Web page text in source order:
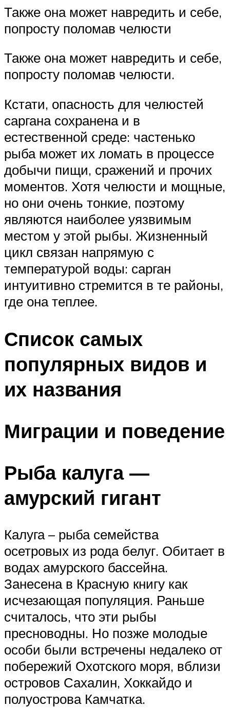
Также она может навредить и себе,
попросту поломав челюсти
Также она может навредить и себе,
попросту поломав челюсти.
Кстати, опасность для челюстей
саргана сохранена и в
естественной среде: частенько
рыба может их ломать в процессе
добычи пищи, сражений и прочих
моментов. Хотя челюсти и мощные,
но они очень тонкие, поэтому
являются наиболее уязвимым
местом у этой рыбы. Жизненный
цикл связан напрямую с
температурой воды: сарган
интуитивно стремится в те районы,
где она теплее.
Список самых
популярных видов и
их названия
Миграции и поведение
Рыба калуга —
амурский гигант
Калуга – рыба семейства
осетровых из рода белуг. Обитает в
водах амурского бассейна.
Занесена в Красную книгу как
исчезающая популяция. Раньше
считалось, что эти рыбы
пресноводны. Но позже молодые
особи были встречены недалеко от
побережий Охотского моря, вблизи
островов Сахалин, Хоккайдо и
полуострова Камчатка.